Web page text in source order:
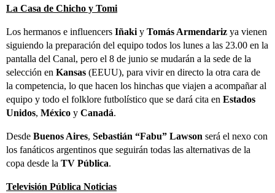
La Casa de Chicho y Tomi
Los hermanos e influencers Iñaki y Tomás Armendariz ya vienen
siguiendo la preparación del equipo todos los lunes a las 23.00 en la
pantalla del Canal, pero el 8 de junio se mudarán a la sede de la
selección en Kansas (EEUU), para vivir en directo la otra cara de
la competencia, lo que hacen los hinchas que viajen a acompañar al
equipo y todo el folklore futbolístico que se dará cita en Estados
Unidos, México y Canadá.
Desde Buenos Aires, Sebastián “Fabu” Lawson será el nexo con
los fanáticos argentinos que seguirán todas las alternativas de la
copa desde la TV Pública.
Televisión Pública Noticias